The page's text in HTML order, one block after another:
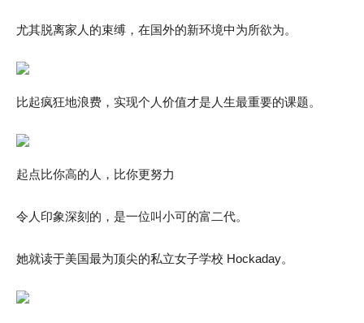
尤其脱离家人的束缚，在国外的新环境中为所欲为。
比起疯狂地浪费，实现个人价值才是人生最重要的课题。
起点比你高的人，比你更努力
令人印象深刻的，是一位叫小可的富二代。
她就读于美国最为顶尖的私立女子学校 Hockaday。